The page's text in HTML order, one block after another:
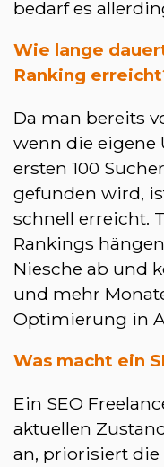
bedarf es
Wie lange
Ranking
Da man bereits
wenn die eigene
ersten 100
gefunden wird,
schnell erreicht.
Rankings
Niesche ab und
und mehr
Optimierung in
Was macht ein
Ein SEO
aktuellen
an, priorisiert